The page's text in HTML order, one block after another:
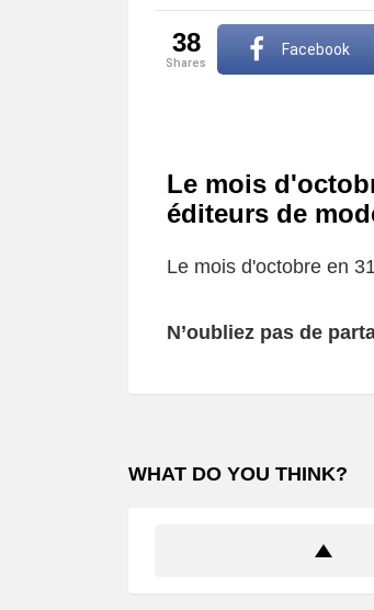
38
shares
Facebook
Le mois
éditeurs de
Le mois d'octobre en
N’oubliez pas de
WHAT DO YOU THINK?